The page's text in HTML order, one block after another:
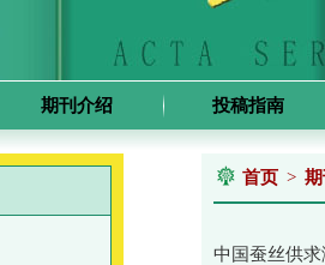
期刊介绍 投稿指南
首页 >
中国蚕丝供